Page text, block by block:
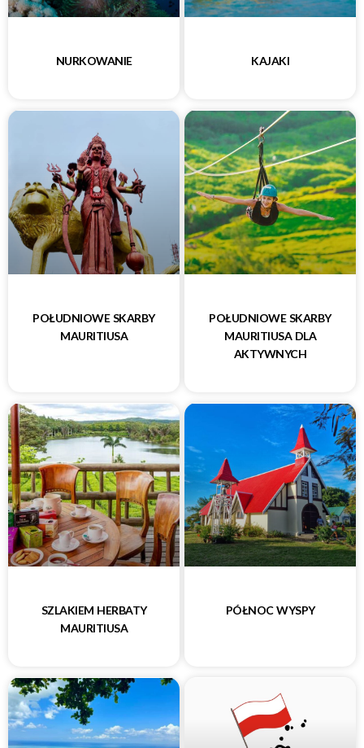
NURKOWANIE KAJAKI
POŁUDNIOWE SKARBY
MAURITIUSA
POŁUDNIOWE SKARBY
MAURITIUSA DLA
AKTYWNYCH
SZLAKIEM HERBATY
MAURITIUSA
PÓŁNOC WYSPY